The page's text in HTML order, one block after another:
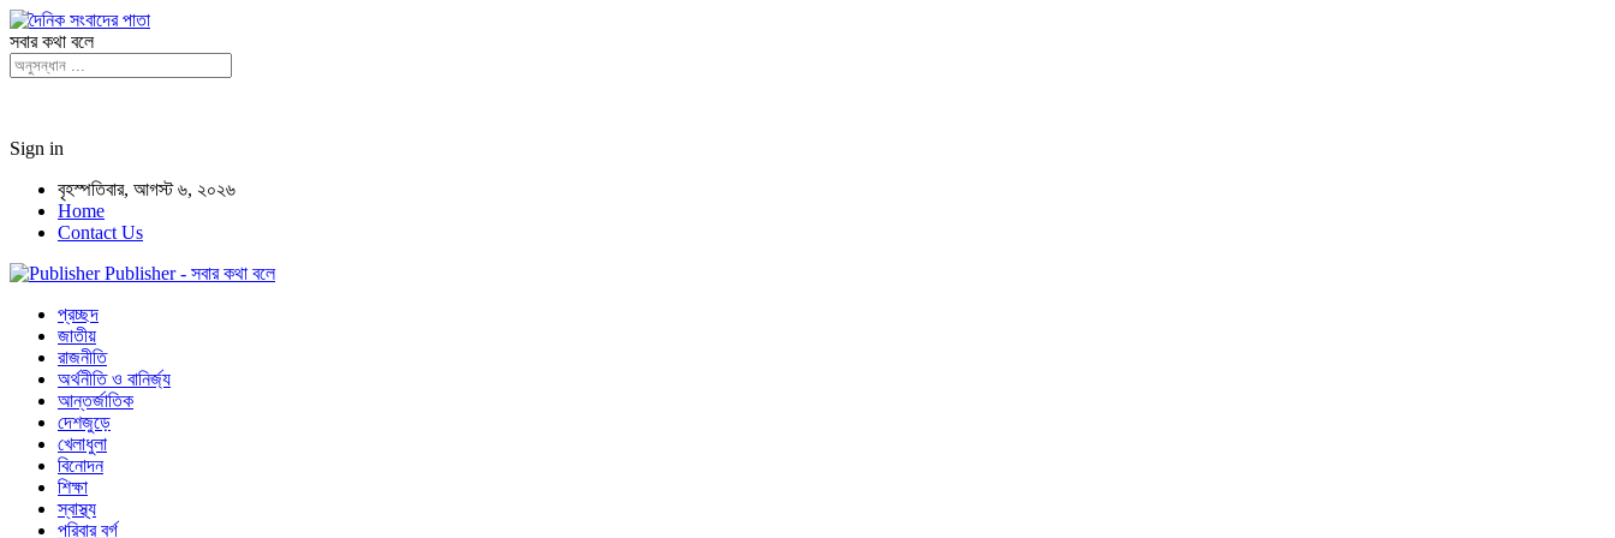
সবার কথা বলে
Sign in
বৃহস্পতিবার, আগস্ট ৬, ২০২৬
Home
Contact Us
Publisher - সবার কথা বলে
প্রচ্ছদ
জাতীয়
রাজনীতি
অর্থনীতি ও বানির্জ্য
আন্তর্জাতিক
দেশজুড়ে
খেলাধুলা
বিনোদন
শিক্ষা
স্বাস্থ্য
পরিবার বর্গ